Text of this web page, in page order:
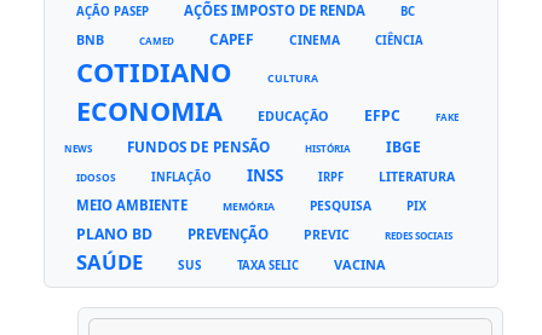
AÇÃO PASEP AÇÕES IMPOSTO DE RENDA BC
BNB CAMED CAPEF CINEMA CIÊNCIA
COTIDIANO CULTURA
ECONOMIA EDUCAÇÃO EFPC FAKE
NEWS FUNDOS DE PENSÃO HISTÓRIA IBGE
IDOSOS INFLAÇÃO INSS IRPF LITERATURA
MEIO AMBIENTE MEMÓRIA PESQUISA PIX
PLANO BD PREVENÇÃO PREVIC REDES SOCIAIS
SAÚDE SUS TAXA SELIC VACINA